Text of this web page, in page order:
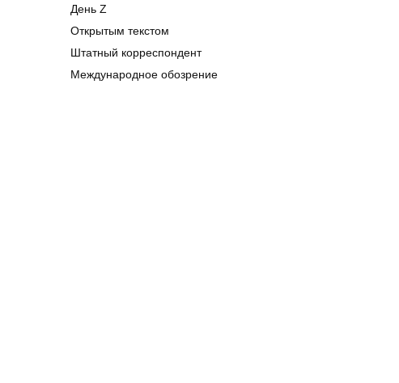
День Z
Открытым текстом
Штатный корреспондент
Международное обозрение